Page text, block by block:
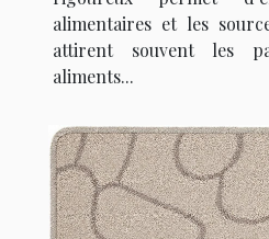
alimentaires et les
attirent souvent les
aliments...